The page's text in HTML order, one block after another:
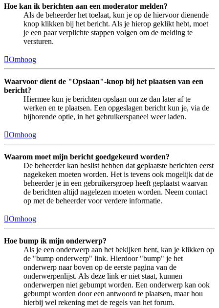
Hoe kan ik berichten aan een moderator melden?
Als de beheerder het toelaat, kun je op de hiervoor dienende
knop klikken bij het bericht. Als je hierop geklikt hebt, moet
je een paar verplichte stappen volgen om de melding te
versturen.
Omhoog
Waarvoor dient de "Opslaan"-knop bij het plaatsen van een
bericht?
Hiermee kun je berichten opslaan om ze dan later af te
werken en te plaatsen. Een opgeslagen bericht kun je, via de
bijhorende optie, in het gebruikerspaneel weer laden.
Omhoog
Waarom moet mijn bericht goedgekeurd worden?
De beheerder kan beslist hebben dat geplaatste berichten eerst
nagekeken moeten worden. Het is tevens ook mogelijk dat de
beheerder je in een gebruikersgroep heeft geplaatst waarvan
de berichten altijd nagelezen moeten worden. Neem contact
op met de beheerder voor verdere informatie.
Omhoog
Hoe bump ik mijn onderwerp?
Als je een onderwerp aan het bekijken bent, kan je klikken op
de "bump onderwerp" link. Hierdoor "bump" je het
onderwerp naar boven op de eerste pagina van de
onderwerpenlijst. Als deze link er niet staat, kunnen
onderwerpen niet gebumpt worden. Een onderwerp kan ook
gebumpt worden door een antwoord te plaatsen, maar hou
hierbij wel rekening met de regels van het forum.